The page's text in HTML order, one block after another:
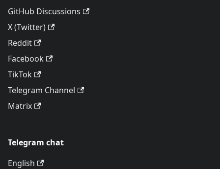
GitHub Discussions
X (Twitter)
Reddit
Facebook
TikTok
Telegram Channel
Matrix
Telegram chat
English